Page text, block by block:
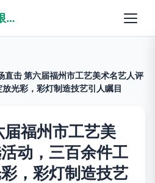
东阳市美恒工艺品有限公司
直击 第六届福州市工艺美术名艺人评
光彩，彩灯制造技艺引人瞩目
福州市工艺美
动，三百余件工
，彩灯制造技艺